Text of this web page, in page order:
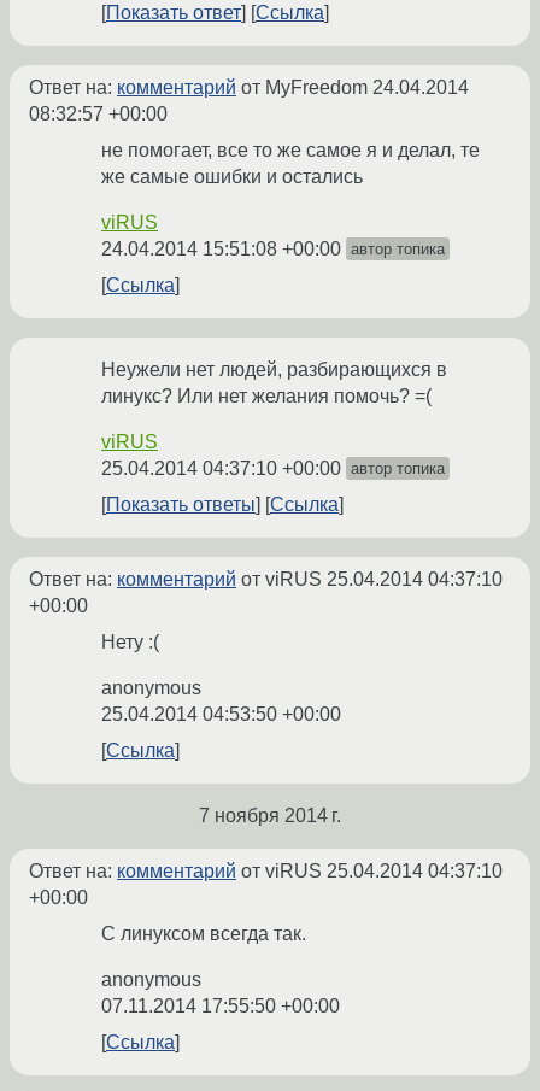
Показать ответ Ссылка
Ответ на: комментарий от MyFreedom 24.04.2014
08:32:57 +00:00
не помогает, все то же самое я и делал, те
же самые ошибки и остались
viRUS
24.04.2014 15:51:08 +00:00 автор топика
Ссылка
Неужели нет людей, разбирающихся в
линукс? Или нет желания помочь? =(
viRUS
25.04.2014 04:37:10 +00:00 автор топика
Показать ответы Ссылка
Ответ на: комментарий от viRUS 25.04.2014 04:37:10
+00:00
Нету :(
anonymous
25.04.2014 04:53:50 +00:00
Ссылка
7 ноября 2014 г.
Ответ на: комментарий от viRUS 25.04.2014 04:37:10
+00:00
С линуксом всегда так.
anonymous
07.11.2014 17:55:50 +00:00
Ссылка